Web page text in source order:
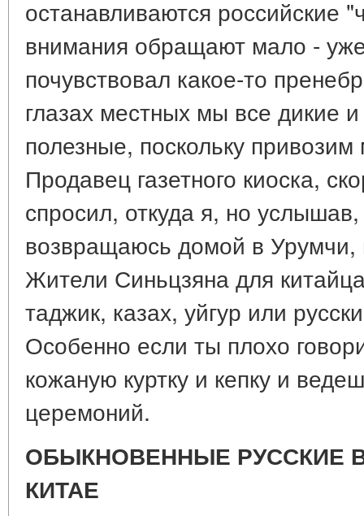
останавливаются российские
внимания обращают мало -
почувствовал какое-то
глазах местных мы все дикие
полезные, поскольку
Продавец газетного киоска,
спросил, откуда я, но
возвращаюсь домой в Урумчи,
Жители Синьцзяна для
таджик, казах, уйгур или
Особенно если ты плохо
кожаную куртку и кепку и
церемоний.
ОБЫКНОВЕННЫЕ РУССКИЕ
КИТАЕ